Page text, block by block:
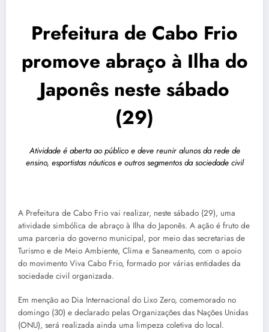
Prefeitura de Cabo Frio
promove abraço à Ilha do
Japonês neste sábado
(29)
Atividade é aberta ao público e deve reunir alunos da rede de
ensino, esportistas náuticos e outros segmentos da sociedade civil
A Prefeitura de Cabo Frio vai realizar, neste sábado (29), uma
atividade simbólica de abraço à Ilha do Japonês. A ação é fruto de
uma parceria do governo municipal, por meio das secretarias de
Turismo e de Meio Ambiente, Clima e Saneamento, com o apoio
do movimento Viva Cabo Frio, formado por várias entidades da
sociedade civil organizada.
Em menção ao Dia Internacional do Lixo Zero, comemorado no
domingo (30) e declarado pelas Organizações das Nações Unidas
(ONU), será realizada ainda uma limpeza coletiva do local.